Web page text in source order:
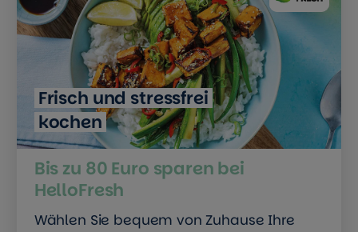
Frisch und stressfrei
kochen
Bis zu 80 Euro sparen bei
HelloFresh
Wählen Sie bequem von Zuhause Ihre